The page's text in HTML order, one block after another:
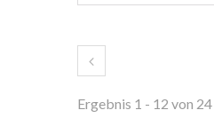
Ergebnis 1 - 12 von 24